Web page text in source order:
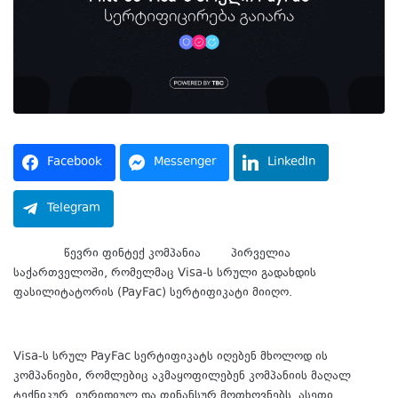
Facebook Messenger LinkedIn
Telegram
წევრი ფინტექ კომპანია
პირველია
საქართველოში, რომელმაც Visa-ს სრული გადახდის
ფასილიტატორის (PayFac) სერტიფიკატი მიიღო.
Visa-ს სრულ PayFac სერტიფიკატს იღებენ მხოლოდ ის
კომპანიები, რომლებიც აკმაყოფილებენ კომპანიის მაღალ